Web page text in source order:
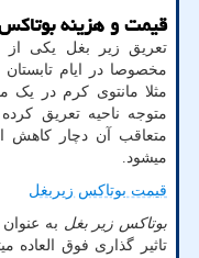
قیمت و هزینه
تعریق زیر بغل یکی از
مخصوصا در ایام
مثلا مانتوی کرم در
متوجه ناحیه تعریق
متعاقب آن دچار کاهش
میشود.
قیمت بوتاکس زیربغل
بوتاکس زیر بغل به
تاثیر گذاری فوق العاده